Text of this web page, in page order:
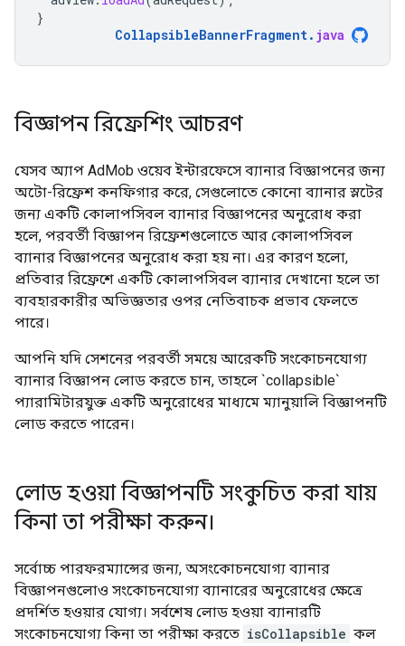
}
CollapsibleBannerFragment. java
বিজ্ঞাপন রিফ্রেশিং আচরণ
যেসব অ্যাপ AdMob ওয়েব ইন্টারফেসে ব্যানার বিজ্ঞাপনের জন্য
অটো-রিফ্রেশ কনফিগার করে, সেগুলোতে কোনো ব্যানার স্লটের
জন্য একটি কোলাপসিবল ব্যানার বিজ্ঞাপনের অনুরোধ করা
হলে, পরবর্তী বিজ্ঞাপন রিফ্রেশগুলোতে আর কোলাপসিবল
ব্যানার বিজ্ঞাপনের অনুরোধ করা হয় না। এর কারণ হলো,
প্রতিবার রিফ্রেশে একটি কোলাপসিবল ব্যানার দেখানো হলে তা
ব্যবহারকারীর অভিজ্ঞতার ওপর নেতিবাচক প্রভাব ফেলতে
পারে।
আপনি যদি সেশনের পরবর্তী সময়ে আরেকটি সংকোচনযোগ্য
ব্যানার বিজ্ঞাপন লোড করতে চান, তাহলে `collapsible`
প্যারামিটারযুক্ত একটি অনুরোধের মাধ্যমে ম্যানুয়ালি বিজ্ঞাপনটি
লোড করতে পারেন।
লোড হওয়া বিজ্ঞাপনটি সংকুচিত করা যায়
কিনা তা পরীক্ষা করুন।
সর্বোচ্চ পারফরম্যান্সের জন্য, অসংকোচনযোগ্য ব্যানার
বিজ্ঞাপনগুলোও সংকোচনযোগ্য ব্যানারের অনুরোধের ক্ষেত্রে
প্রদর্শিত হওয়ার যোগ্য। সর্বশেষ লোড হওয়া ব্যানারটি
সংকোচনযোগ্য কিনা তা পরীক্ষা করতে isCollapsible কল